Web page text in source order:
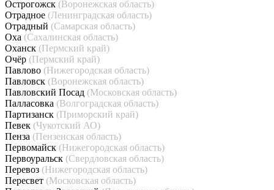
Острогожск (Воронежская область)
Отрадное (Ленинградская область)
Отрадный (Самарская область)
Оха (Сахалинская область)
Оханск (Пермский край)
Очёр (Пермский край)
Павлово (Нижегородская область)
Павловск (Воронежская область)
Павловский Посад (Московская область)
Палласовка (Волгоградская область)
Партизанск (Приморский край)
Певек (Чукотский АО)
Пенза (Пензенская область)
Первомайск (Нижегородская область)
Первоуральск (Свердловская область)
Перевоз (Нижегородская область)
Пересвет (Московская область)